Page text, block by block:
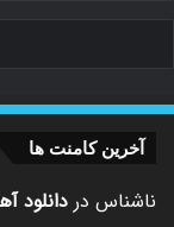
آخرین کامنت ها
ناشناس در دانلود